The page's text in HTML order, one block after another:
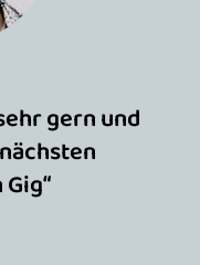
gern und